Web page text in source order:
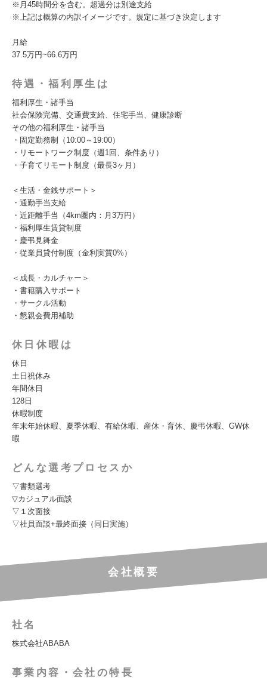
※月45時間分を含む。超過分は別途支給
※上記は概算の内訳イメージです。規定に基づき決定します
月給
37.5万円~66.6万円
待遇・福利厚生は
福利厚生・諸手当
社会保険完備、交通費支給、住宅手当、健康診断
その他の福利厚生・諸手当
・固定勤務制（10:00～19:00）
・リモートワーク制度（週1回、条件あり）
・子育てリモート制度（最長3ヶ月）
＜生活・金銭サポート＞
・通勤手当支給
・近距離手当（4km圏内：月3万円）
・福利厚生賃貸制度
・慶弔見舞金
・従業員貸付制度（金利実質0%）
＜成長・カルチャー＞
・書籍購入サポート
・サークル活動
・懇親会費用補助
休日休暇は
休日
土日祝休み
年間休日
128日
休暇制度
年末年始休暇、夏季休暇、有給休暇、産休・育休、慶弔休暇、GW休
暇
どんな選考プロセスか
▽書類選考
▽カジュアル面談
▽１次面接
▽社員面談+最終面接（同日実施）
会社概要
社名
株式会社ABABA
事業内容・会社の特長